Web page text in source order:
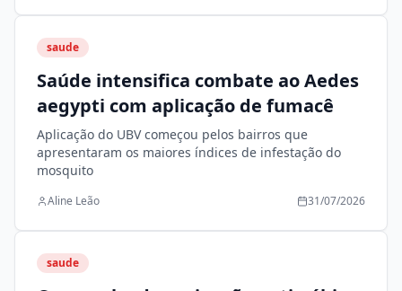
saude
Saúde intensifica combate ao Aedes
aegypti com aplicação de fumacê
Aplicação do UBV começou pelos bairros que
apresentaram os maiores índices de infestação do
mosquito
Aline Leão 31/07/2026
saude